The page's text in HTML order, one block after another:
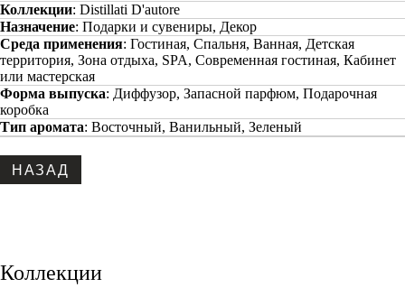
Коллекции: Distillati D'autore
Назначение: Подарки и сувениры, Декор
Среда применения: Гостиная, Спальня, Ванная, Детская
территория, Зона отдыха, SPA, Современная гостиная, Кабинет
или мастерская
Форма выпуска: Диффузор, Запасной парфюм, Подарочная
коробка
Тип аромата: Восточный, Ванильный, Зеленый
Коллекции